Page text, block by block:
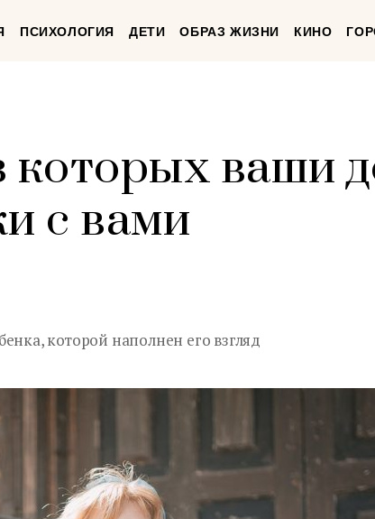
ПСИХОЛОГИЯ ДЕТИ ОБРАЗ ЖИЗНИ КИНО
которых ваши
с вами
которой наполнен его взгляд